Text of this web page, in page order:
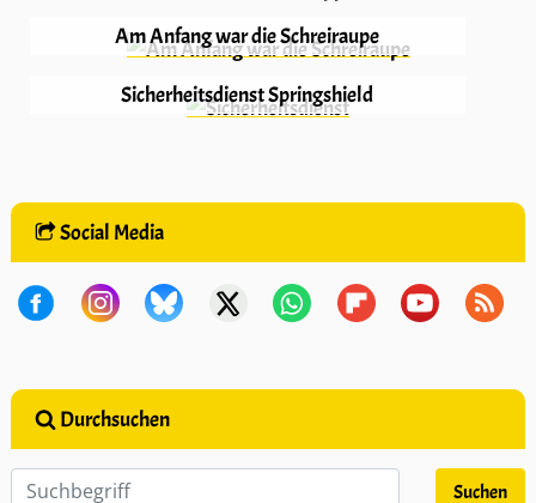
Am Anfang war die Schreiraupe
Sicherheitsdienst Springshield
Social Media
Durchsuchen